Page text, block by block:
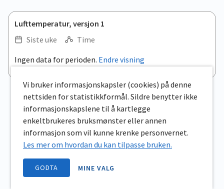
Lufttemperatur, versjon 1
Siste uke
Time
Ingen data for perioden. Endre visning
Vi bruker informasjonskapsler (cookies) på denne
nettsiden for statistikkformål. Sildre benytter ikke
informasjonskapslene til å kartlegge
enkeltbrukeres bruksmønster eller annen
informasjon som vil kunne krenke personvernet.
Les mer om hvordan du kan tilpasse bruken.
GODTA MINE VALG